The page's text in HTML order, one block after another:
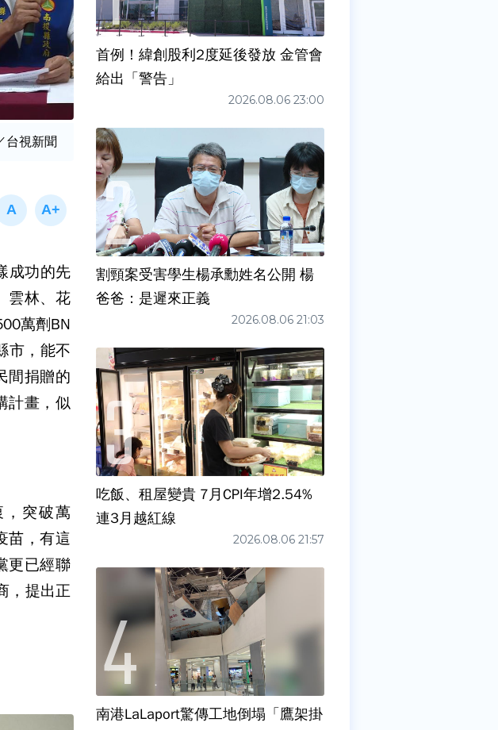
台視新聞
成功的先
雲林、花
萬劑BN
市，能不
間捐贈的
計畫，似
，突破萬
苗，有這
更已經聯
，提出正
首例！緯創股利2度延後發放 金管會
給出「警告」
2026.08.06 23:00
割頸案受害學生楊承勳姓名公開 楊
爸爸：是遲來正義
2026.08.06 21:03
吃飯、租屋變貴 7月CPI年增2.54%
連3月越紅線
2026.08.06 21:57
南港LaLaport驚傳工地倒塌「鷹架掛